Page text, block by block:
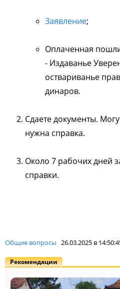
Заявление;
Оплаченная
- Издаванье
оствариванье
динаров.
Сдаете документы.
нужна справка.
Около 7 рабочих дней
справки.
Общие вопросы 26.03.2025 в
Рекомендации